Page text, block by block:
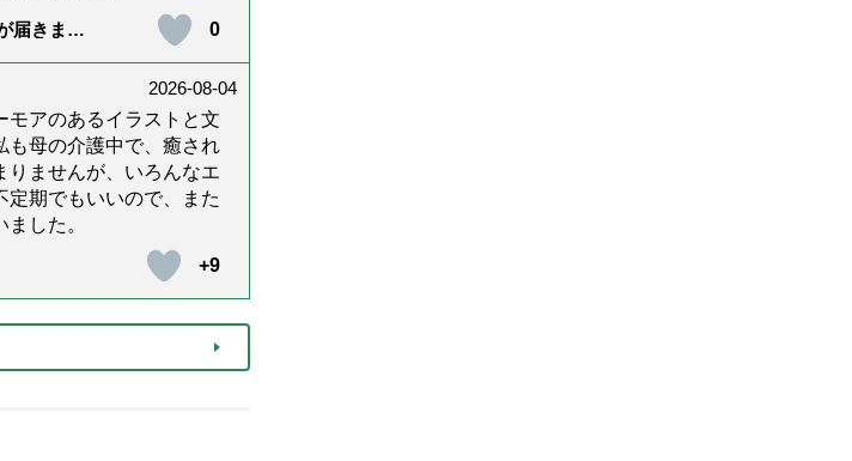
届きまし
0
2026-08-04
モアのあるイラストと文
も母の介護中で、癒され
りませんが、いろんなエ
定期でもいいので、また
した。
+9